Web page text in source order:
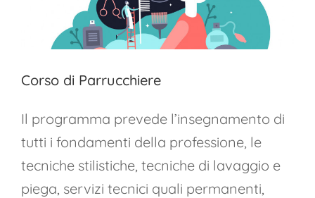
Corso di Parrucchiere
Il programma prevede l’insegnamento di
tutti i fondamenti della professione, le
tecniche stilistiche, tecniche di lavaggio e
piega, servizi tecnici quali permanenti,